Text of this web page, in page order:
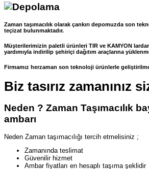
Zaman taşımacılık olarak çankırı depomuzda son
teçizat bulunmaktadır.
Müşterilerimizin paletli ürünleri TIR ve KAMYON
yardımıyla indirilip şehiriçi dağıtım araçlarına
Firmamız herzaman son teknoloji ürünlerle
Biz tasırız zamanınız
Neden ? Zaman Taşımacılık
ambarı
Neden Zaman taşımacılığı tercih etmelisiniz ;
Zamanında teslimat
Güvenilir hizmet
Ambar fiyatları en hesaplı taşıma şeklidir